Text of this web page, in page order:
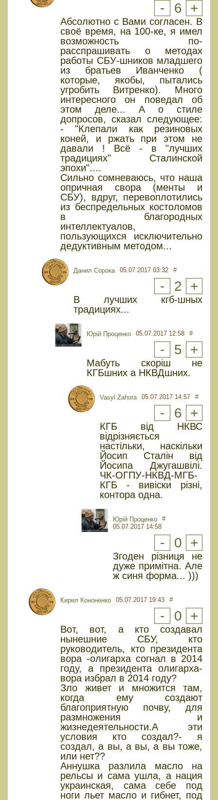
- 6 +
Абсолютно с Вами согласен. В
своё время, на 100-ке, я имел
возможность по-
расспрашивать о методах
работы СБУ-шников младшего
из братьев Иванченко (
которые, якобы, пытались
угробить Витренко). Много
интересного он поведал об
этом деле... А о стиле
допросов, сказал следующее:
- "Клепали как резиновых
коней, и ржать при этом не
давали ! Всё - в "лучших
традициях" Сталинской
эпохи"....
Сильно сомневаюсь, что наша
опричная свора (менты и
СБУ), вдруг, перевоплотились
из беспредельных костоломов
в благородных
интеллектуалов,
пользующихся исключительно
дедуктивным методом...
Данил Сорока 05.07.2017 03:32 #
- 2 +
В лучших кгб-шных
традициях...
Юрiй Проценко 05.07.2017 12:58 #
- 5 +
Мабуть скоріш не
КГБшних а НКВДшних.
Vasyl Zahora 05.07.2017 14:57 #
- 6 +
КГБ від НКВС
відрізняється
настільки, наскільки
Йосип Сталін від
Йосипа Джугашвілі.
ЧК-ОГПУ-НКВД-МГБ-
КГБ - вивіски різні,
контора одна.
Юрiй Проценко
05.07.2017 14:58
#
- 0 +
Згоден різниця не
дуже примітна. Але
ж синя форма... )))
Кирил Кононенко 05.07.2017 19:43 #
- 0 +
Вот, вот, а кто создавал
нынешние СБУ, кто
руководитель, кто президента
вора -олигарха согнал в 2014
году, а президента олигарха-
вора избрал в 2014 году?
Зло живет и множится там,
когда ему создают
благоприятную почву, для
размножения и
жизнедеятельности.А эти
условия кто создал?- я
создал, а вы, а вы, а вы тоже,
или нет??
Аннушка разлила масло на
рельсы и сама ушла, а нация
украинская, сама себе под
ноги льет масло и гибнет, под